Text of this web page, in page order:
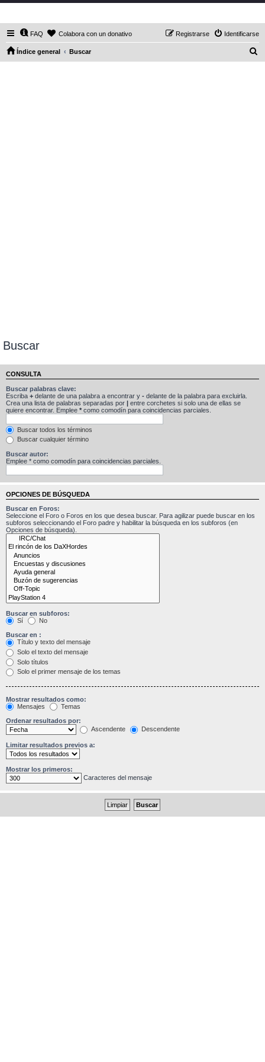
FAQ Colabora con un donativo Identificarse
Registrarse
Índice general Buscar
Buscar
CONSULTA
Buscar palabras clave:
Escriba + delante de una palabra a encontrar y - delante de la palabra para excluirla.
Crea una lista de palabras separadas por | entre corchetes si solo una de ellas se
quiere encontrar. Emplee * como comodín para coincidencias parciales.
Buscar todos los términos
Buscar cualquier término
Buscar autor:
Emplee * como comodín para coincidencias parciales.
OPCIONES DE BÚSQUEDA
Buscar en Foros:
Seleccione el Foro o Foros en los que desea buscar. Para agilizar puede buscar en los
subforos seleccionando el Foro padre y habilitar la búsqueda en los subforos (en
Opciones de búsqueda).
Buscar en subforos:
Sí
No
Buscar en :
Título y texto del mensaje
Solo el texto del mensaje
Solo títulos
Solo el primer mensaje de los temas
Mostrar resultados como:
Mensajes
Temas
Ordenar resultados por:
Ascendente
Descendente
Limitar resultados previos a:
Mostrar los primeros:
Caracteres del mensaje